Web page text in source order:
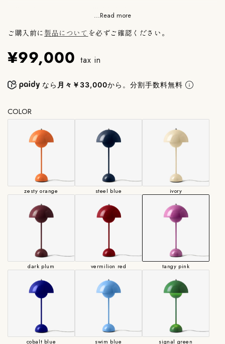
定格/口金：E26 40W（LED電球対応可）
メーカー保証付き。
●浜松町SHOPにて別カラーを実物展示しております。ご不明な点
...Read more
ご購入前に 製品について を必ずご確認ください。
¥99,000 tax in
なら 月々￥33,000から。分割手数料無料
COLOR
zesty orange steel blue ivory
dark plum vermilion red tangy pink
cobalt blue swim blue signal green